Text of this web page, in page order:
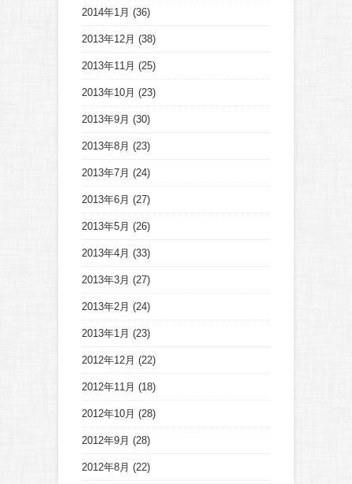
2014年1月 (36)
2013年12月 (38)
2013年11月 (25)
2013年10月 (23)
2013年9月 (30)
2013年8月 (23)
2013年7月 (24)
2013年6月 (27)
2013年5月 (26)
2013年4月 (33)
2013年3月 (27)
2013年2月 (24)
2013年1月 (23)
2012年12月 (22)
2012年11月 (18)
2012年10月 (28)
2012年9月 (28)
2012年8月 (22)